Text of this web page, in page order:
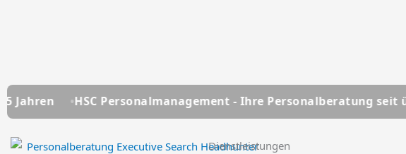
Personalmanagement - Ihre Personalberatung seit über 25 Jahren
Dienstleistungen